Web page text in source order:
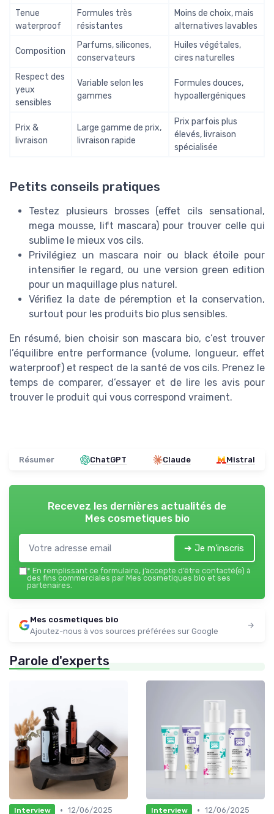
Tenue
waterproof
Formules très
résistantes
Moins de choix, mais
alternatives lavables
Composition
Parfums, silicones,
conservateurs
Huiles végétales,
cires naturelles
Respect des
yeux
sensibles
Variable selon les
gammes
Formules douces,
hypoallergéniques
Prix &
livraison
Large gamme de prix,
livraison rapide
Prix parfois plus
élevés, livraison
spécialisée
Petits conseils pratiques
Testez plusieurs brosses (effet cils sensational,
mega mousse, lift mascara) pour trouver celle qui
sublime le mieux vos cils.
Privilégiez un mascara noir ou black étoile pour
intensifier le regard, ou une version green edition
pour un maquillage plus naturel.
Vérifiez la date de péremption et la conservation,
surtout pour les produits bio plus sensibles.
En résumé, bien choisir son mascara bio, c’est trouver
l’équilibre entre performance (volume, longueur, effet
waterproof) et respect de la santé de vos cils. Prenez le
temps de comparer, d’essayer et de lire les avis pour
trouver le produit qui vous correspond vraiment.
Résumer ChatGPT Claude Mistral
Recevez les dernières actualités de
Mes cosmetiques bio
➔ Je m'inscris
* En remplissant ce formulaire, j’accepte d’être contacté(e) à
des fins commerciales par Mes cosmetiques bio et ses
partenaires.
Mes cosmetiques bio
Ajoutez-nous à vos sources préférées sur Google
Parole d'experts
Interview • 12/06/2025 Interview • 12/06/2025